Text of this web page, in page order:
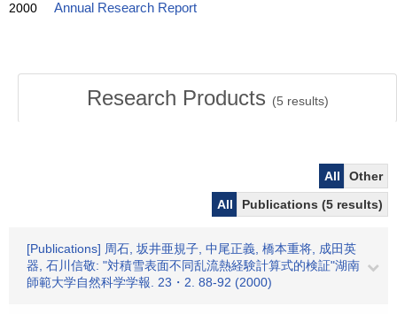
2000 Annual Research Report
Research Products (5 results)
All
Other
All
Publications (5 results)
[Publications] 周石, 坂井亜規子, 中尾正義, 橋本重将, 成田英
器, 石川信敬: "対積雪表面不同乱流熱経験計算式的検証"湖南
師範大学自然科学学報. 23・2. 88-92 (2000)